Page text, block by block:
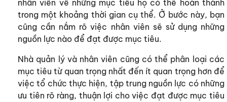
nhân viên về những mục tiêu họ có thể hoàn thành
trong một khoảng thời gian cụ thể. Ở bước này, bạn
cũng cần nắm rõ việc nhân viên sẽ sử dụng những
nguồn lực nào để đạt được mục tiêu.
Nhà quản lý và nhân viên cũng có thể phân loại các
mục tiêu từ quan trọng nhất đến ít quan trọng hơn để
việc tổ chức thực hiện, tập trung nguồn lực có những
ưu tiên rõ ràng, thuận lợi cho việc đạt được mục tiêu